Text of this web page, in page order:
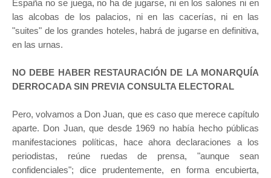
España no se juega, no ha de jugarse, ni en los salones ni en
las alcobas de los palacios, ni en las cacerías, ni en las
"suites" de los grandes hoteles, habrá de jugarse en definitiva,
en las urnas.
NO DEBE HABER RESTAURACIÓN DE LA MONARQUÍA
DERROCADA SIN PREVIA CONSULTA ELECTORAL
Pero, volvamos a Don Juan, que es caso que merece capítulo
aparte. Don Juan, que desde 1969 no había hecho públicas
manifestaciones políticas, hace ahora declaraciones a los
periodistas, reúne ruedas de prensa, "aunque sean
confidenciales"; dice prudentemente, en forma encubierta,